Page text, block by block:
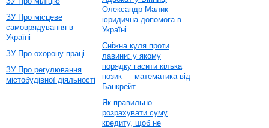
ЗУ Про місцеве
самоврядування в
Україні
ЗУ Про охорону праці
ЗУ Про регулювання
містобудівної діяльності
Олександр Малик —
юридична допомога в
Україні
Сніжна куля проти
лавини: у якому
порядку гасити кілька
позик — математика від
Банкрейт
Як правильно
розрахувати суму
кредиту, щоб не